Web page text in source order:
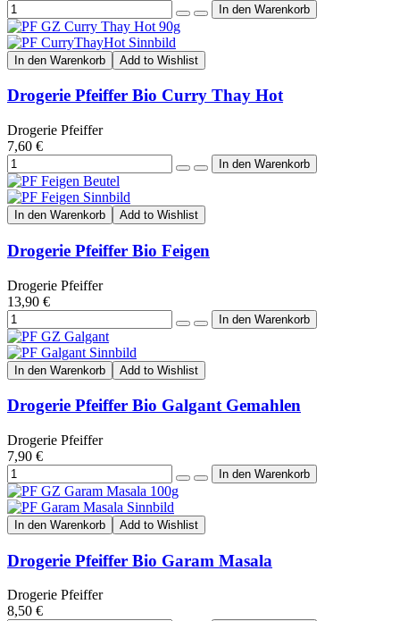
In den Warenkorb Add to Wishlist
Drogerie Pfeiffer Bio Curry Thay Hot
Drogerie Pfeiffer
7,60 €
In den Warenkorb Add to Wishlist
Drogerie Pfeiffer Bio Feigen
Drogerie Pfeiffer
13,90 €
In den Warenkorb Add to Wishlist
Drogerie Pfeiffer Bio Galgant Gemahlen
Drogerie Pfeiffer
7,90 €
In den Warenkorb Add to Wishlist
Drogerie Pfeiffer Bio Garam Masala
Drogerie Pfeiffer
8,50 €